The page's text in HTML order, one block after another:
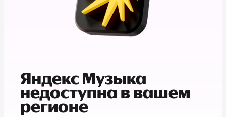
Яндекс Музыка
недоступна в вашем
регионе